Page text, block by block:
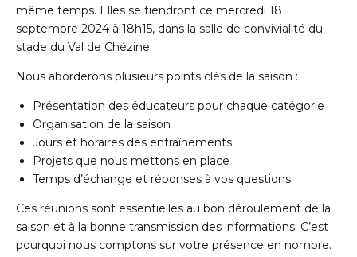
même temps. Elles se tiendront ce mercredi 18
septembre 2024 à 18h15, dans la salle de convivialité du
stade du Val de Chézine.
Nous aborderons plusieurs points clés de la saison :
Présentation des éducateurs pour chaque catégorie
Organisation de la saison
Jours et horaires des entraînements
Projets que nous mettons en place
Temps d’échange et réponses à vos questions
Ces réunions sont essentielles au bon déroulement de la
saison et à la bonne transmission des informations. C’est
pourquoi nous comptons sur votre présence en nombre.